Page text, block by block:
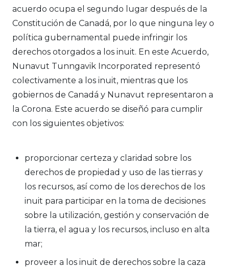
acuerdo ocupa el segundo lugar después de la
Constitución de Canadá, por lo que ninguna ley o
política gubernamental puede infringir los
derechos otorgados a los inuit. En este Acuerdo,
Nunavut Tunngavik Incorporated representó
colectivamente a los inuit, mientras que los
gobiernos de Canadá y Nunavut representaron a
la Corona. Este acuerdo se diseñó para cumplir
con los siguientes objetivos:
proporcionar certeza y claridad sobre los
derechos de propiedad y uso de las tierras y
los recursos, así como de los derechos de los
inuit para participar en la toma de decisiones
sobre la utilización, gestión y conservación de
la tierra, el agua y los recursos, incluso en alta
mar;
proveer a los inuit de derechos sobre la caza